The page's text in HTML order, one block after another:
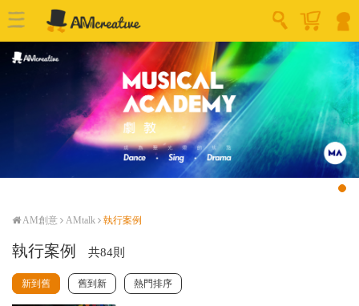
AM創意 AMtalk 執行案例
執行案例 共84則
新到舊 舊到新 熱門排序